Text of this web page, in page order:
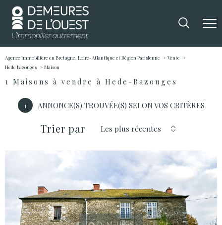
Agence immobilière en Bretagne, Loire-Atlantique et Région Parisienne
Vente
Hede bazouges
Maison
1 Maisons à vendre à Hede-Bazouges
1 ANNONCE(S) TROUVÉE(S) SELON VOS CRITÈRES
Trier par Les plus récentes